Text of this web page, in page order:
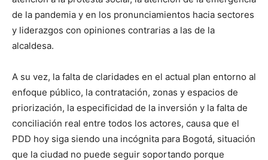
de la pandemia y en los pronunciamientos hacia sectores
y liderazgos con opiniones contrarias a las de la
alcaldesa.
A su vez, la falta de claridades en el actual plan entorno al
enfoque público, la contratación, zonas y espacios de
priorización, la especificidad de la inversión y la falta de
conciliación real entre todos los actores, causa que el
PDD hoy siga siendo una incógnita para Bogotá, situación
que la ciudad no puede seguir soportando porque